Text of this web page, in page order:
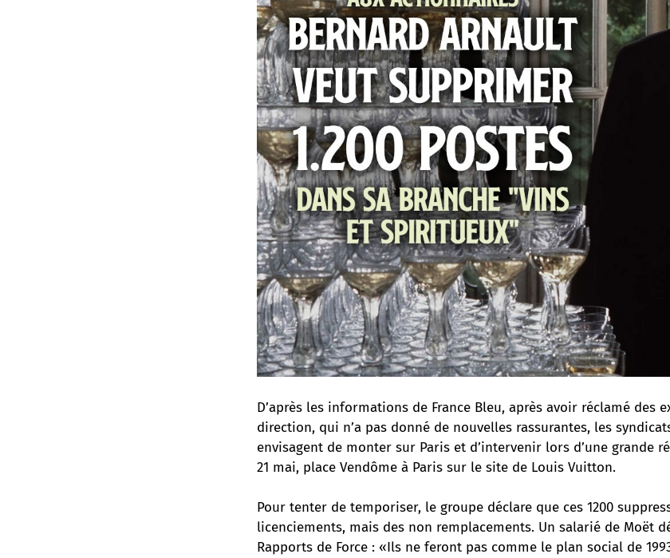
D’après les informations de France Bleu, après avoir réclamé des
direction, qui n’a pas donné de nouvelles rassurantes, les
envisagent de monter sur Paris et d’intervenir lors d’une grande
21 mai, place Vendôme à Paris sur le site de Louis Vuitton.
Pour tenter de temporiser, le groupe déclare que ces 1200
licenciements, mais des non remplacements. Un salarié de Moët
Rapports de Force : «Ils ne feront pas comme le plan social de